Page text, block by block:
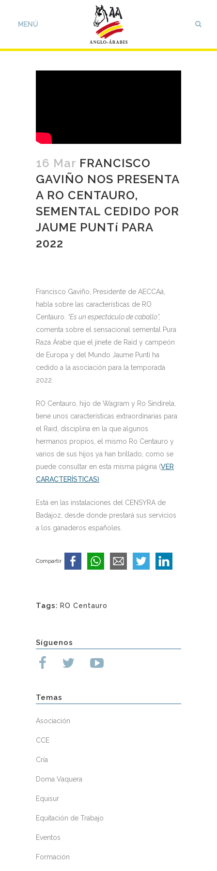
16 Mar FRANCISCO
GAVIÑO NOS PRESENTA
A RO CENTAURO,
SEMENTAL CEDIDO POR
JAUME PUNTí PARA
2022
Francisco Gaviño, Presidente de AECCAá,
habla sobre las características de RO
Centauro. “Es un espectáculo de caballo”,
comenta sobre el sensacional semental Pura
Raza Árabe que el jinete de Raid y campeón
de Europa y del Mundo Jaume Puntí ha
cedido a la asociación para la temporada
2022.
RO Centauro, hijo de Wagram y Ro Sindirela,
tiene unos características extraordinarias para
el Raid, disciplina en la que algunos
hermanos propios, el mismo Ro Centauro y
varios de sus hijos ya han brillado, como se
puede consultar en esta misma página (VER
CARACTERÍSTICAS)
Está en las instalaciones del CENSYRA de
Badajoz, desde donde prestará sus servicios
a los ganaderos españoles.
Compartir
Tags: RO Centauro
Síguenos
Temas
Asociación
CCE
Cría
Doma Vaquera
Equisur
Equitación de Trabajo
Eventos
Formación